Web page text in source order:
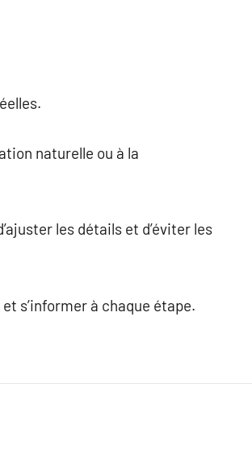
naturelle ou à la
les détails et d’éviter les
s’informer à chaque étape.